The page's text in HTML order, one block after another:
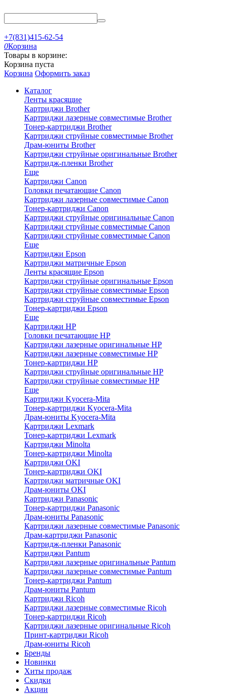
+7(831)415-62-54
0Корзина
Товары в корзине:
Корзина пуста
Корзина Оформить заказ
Каталог
Ленты красящие
Картриджи Brother
Картриджи лазерные совместимые Brother
Тонер-картриджи Brother
Картриджи струйные совместимые Brother
Драм-юниты Brother
Картриджи струйные оригинальные Brother
Картридж-пленки Brother
Еще
Картриджи Canon
Головки печатающие Canon
Картриджи лазерные совместимые Canon
Тонер-картриджи Canon
Картриджи струйные оригинальные Canon
Картриджи струйные совместимые Canon
Картриджи струйные совместимые Canon
Еще
Картриджи Epson
Картриджи матричные Epson
Ленты красящие Epson
Картриджи струйные оригинальные Epson
Картриджи струйные совместимые Epson
Картриджи струйные совместимые Epson
Тонер-картриджи Epson
Еще
Картриджи HP
Головки печатающие HP
Картриджи лазерные оригинальные HP
Картриджи лазерные совместимые HP
Тонер-картриджи HP
Картриджи струйные оригинальные HP
Картриджи струйные совместимые HP
Еще
Картриджи Kyocera-Mita
Тонер-картриджи Kyocera-Mita
Драм-юниты Kyocera-Mita
Картриджи Lexmark
Тонер-картриджи Lexmark
Картриджи Minolta
Тонер-картриджи Minolta
Картриджи OKI
Тонер-картриджи OKI
Картриджи матричные OKI
Драм-юниты OKI
Картриджи Panasonic
Тонер-картриджи Panasonic
Драм-юниты Panasonic
Картриджи лазерные совместимые Panasonic
Драм-картриджи Panasonic
Картридж-пленки Panasonic
Картриджи Pantum
Картриджи лазерные оригинальные Pantum
Картриджи лазерные совместимые Pantum
Тонер-картриджи Pantum
Драм-юниты Pantum
Картриджи Ricoh
Картриджи лазерные совместимые Ricoh
Тонер-картриджи Ricoh
Картриджи лазерные оригинальные Ricoh
Принт-картриджи Ricoh
Драм-юниты Ricoh
Бренды
Новинки
Хиты продаж
Скидки
Акции